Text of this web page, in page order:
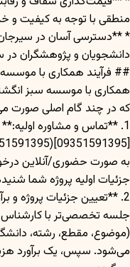
منطقی با توجه به کیفیت و
* **دسترسی آسان در
دانشجویان و پژوهشگران در
## فرآیند همکاری با
همکاری با موسسه سبز
که در چند گام اصلی صورت
1. **تماس و مشاوره
به صورت حضوری/آنلاین
جزئیات اولیه پروژه شما
2. **تعیین جزئیات پروژه و
جلسه تخصصی‌تر با کارشناس
(موضوع، مقطع، رشته،
می‌شود. سپس، یک برآورد